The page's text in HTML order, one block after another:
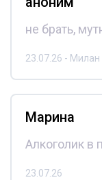
не брать,
23.07.26 - Милан
Марина
Алкоголик в
23.07.26